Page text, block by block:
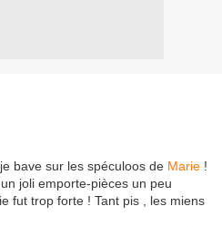
bave sur les spéculoos de Marie !
joli emporte-pièces un peu
fut trop forte ! Tant pis , les miens